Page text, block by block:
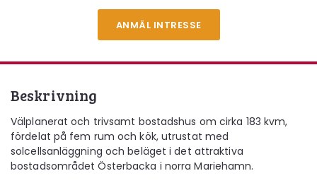
ANMÄL INTRESSE
Beskrivning
Välplanerat och trivsamt bostadshus om cirka 183 kvm,
fördelat på fem rum och kök, utrustat med
solcellsanläggning och beläget i det attraktiva
bostadsområdet Österbacka i norra Mariehamn.